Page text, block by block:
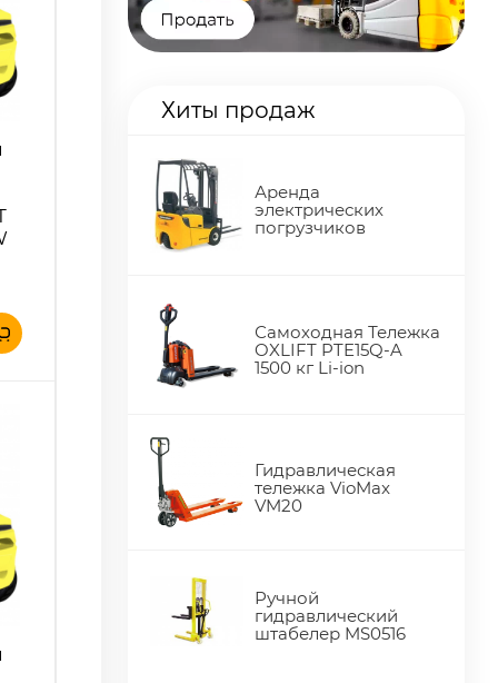
Хиты продаж
Аренда
электрических
погрузчиков
Самоходная Тележка
OXLIFT PTE15Q-A
1500 кг Li-ion
Гидравлическая
тележка VioMax
VM20
Ручной
гидравлический
штабелер MS0516